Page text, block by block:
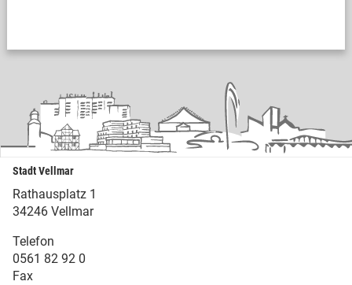
Stadt Vellmar
Rathausplatz 1
34246 Vellmar
Telefon
0561 82 92 0
Fax